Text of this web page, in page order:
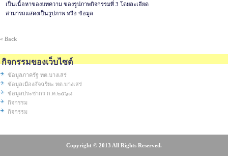
เป็นเนื้อหาของบทความ ของรูปภาพกิจกรรมที่ 3 โดยละเอียด
สามารถแสดงเป็นรูปภาพ หรือ ข้อมูล
« Back
กิจกรรมของเว็บไซต์
ข้อมูลภาครัฐ ทต.บางเสร่
ข้อมูลเมืองอัจฉริยะ ทต.บางเสร่
ข้อมูลประชากร ก.ค.๒๕๖๘
กิจกรรม
กิจกรรม
Copyright © 2013 All Rights Reserved.